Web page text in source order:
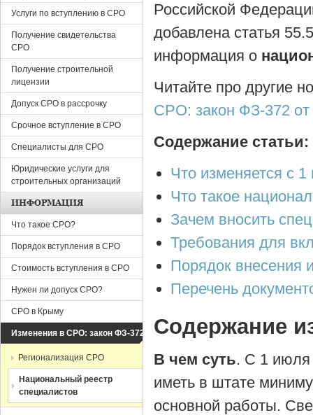
Российской
добавлена статья
информация о
Читайте про другие
СРО: закон ФЗ-372 от
Содержание статьи:
Что изменяется с
Что такое
Зачем вносить
Требования для
Порядок внесения
Перечень
Содержание
В чем суть. С 1 июля
иметь в штате
основной работы.
Услуги по вступлению в СРО
Получение свидетельства
СРО
Получение строительной
лицензии
Допуск СРО в рассрочку
Срочное вступление в СРО
Специалисты для СРО
Юридические услуги для
строительных организаций
ИНФОРМАЦИЯ
Что такое СРО?
Порядок вступления в СРО
Стоимость вступления в СРО
Нужен ли допуск СРО?
СРО в Крыму
Изменения в СРО: закон ФЗ-372
Регионализация СРО
Национальный реестр
специалистов